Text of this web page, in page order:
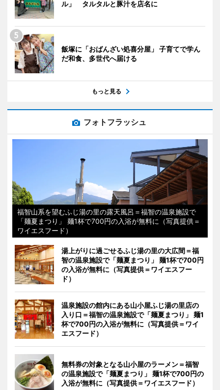
ル」 タルタルと豚汁を店名に
飯塚に「おばんざい処喜分屋」 子育てで学ん
だ和食、多世代へ届ける
もっと見る
フォトフラッシュ
福智山系を望むふじ湯の里の露天風呂＝福智の温泉施設で
「麺夏まつり」 麺1杯で700円の入浴が無料に（写真提供＝
ワイエスフード）
湯上がりに過ごせるふじ湯の里の大広間＝福
智の温泉施設で「麺夏まつり」 麺1杯で700円
の入浴が無料に（写真提供＝ワイエスフー
ド）
温泉施設の館内にある山小屋ふじ湯の里店の
入り口＝福智の温泉施設で「麺夏まつり」 麺1
杯で700円の入浴が無料に（写真提供＝ワイ
エスフード）
無料券の対象となる山小屋のラーメン＝福智
の温泉施設で「麺夏まつり」 麺1杯で700円の
入浴が無料に（写真提供＝ワイエスフード）